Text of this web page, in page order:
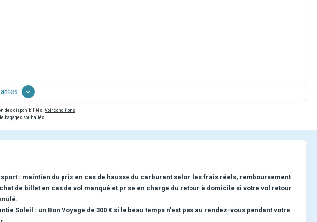
des disponibilités. Voir conditions
bagages souhaités.
: maintien du prix en cas de hausse du carburant selon les frais réels, remboursement
de billet en cas de vol manqué et prise en charge du retour à domicile si votre vol retour
Soleil : un Bon Voyage de 300 € si le beau temps n'est pas au rendez-vous pendant votre